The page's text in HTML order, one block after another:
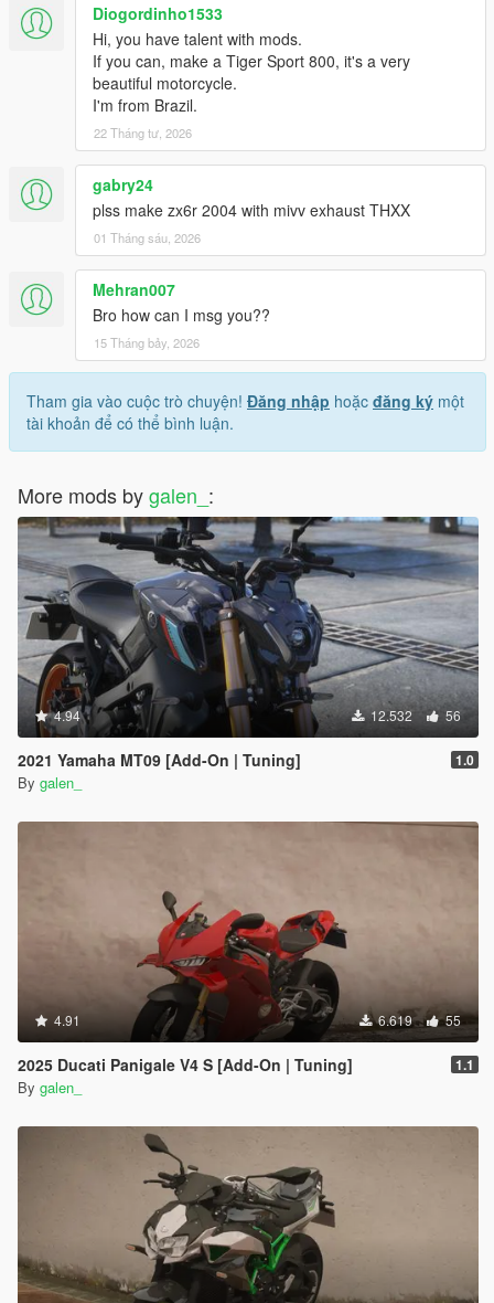
Diogordinho1533
Hi, you have talent with mods.
If you can, make a Tiger Sport 800, it's a very
beautiful motorcycle.
I'm from Brazil.
22 Tháng tư, 2026
gabry24
plss make zx6r 2004 with mivv exhaust THXX
01 Tháng sáu, 2026
Mehran007
Bro how can I msg you??
15 Tháng bảy, 2026
Tham gia vào cuộc trò chuyện! Đăng nhập hoặc đăng ký một
tài khoản để có thể bình luận.
More mods bygalen_ :
4.94 12.532 56
2021 Yamaha MT09 [Add-On | Tuning] 1.0
By galen_
4.91 6.619 55
2025 Ducati Panigale V4 S [Add-On | Tuning] 1.1
By galen_